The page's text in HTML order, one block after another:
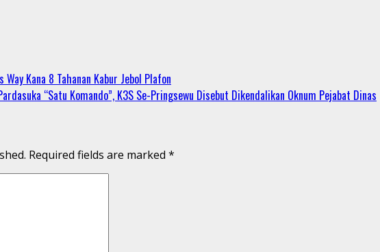
Kana 8 Tahanan Kabur Jebol Plafon
“Satu Komando”, K3S Se-Pringsewu Disebut Dikendalikan Oknum Pejabat Dinas
Required fields are marked *